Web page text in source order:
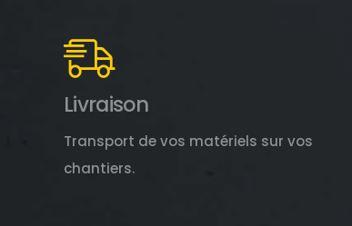
Livraison
Transport de vos matériels sur vos
chantiers.